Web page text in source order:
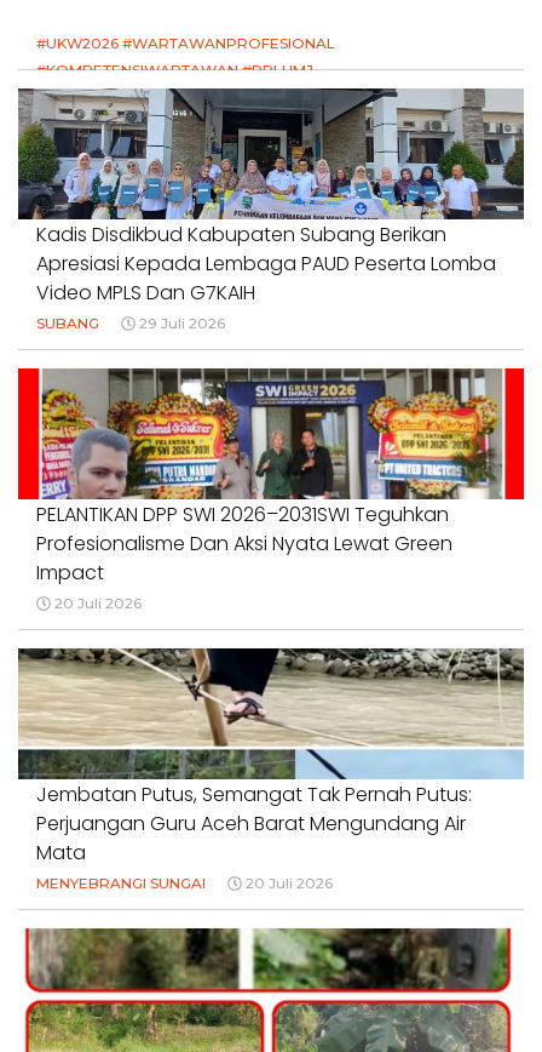
#UKW2026 #WARTAWANPROFESIONAL
#KOMPETENSIWARTAWAN #RPLUMJ
#PENDIDIKANWARTAWAN #SWINASIONAL #SWIJABAR
1 Agustus 2026
Kadis Disdikbud Kabupaten Subang Berikan
Apresiasi Kepada Lembaga PAUD Peserta Lomba
Video MPLS Dan G7KAIH
SUBANG 29 Juli 2026
PELANTIKAN DPP SWI 2026–2031SWI Teguhkan
Profesionalisme Dan Aksi Nyata Lewat Green
Impact
20 Juli 2026
Jembatan Putus, Semangat Tak Pernah Putus:
Perjuangan Guru Aceh Barat Mengundang Air
Mata
MENYEBRANGI SUNGAI 20 Juli 2026